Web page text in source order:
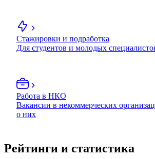
Стажировки и подработка
Для студентов и молодых
Работа в НКО
Вакансии в некоммерческих
о них
Рейтинги и статистика